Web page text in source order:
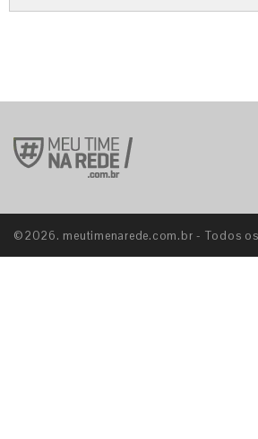
©2026. meutimenarede.com.br - Todos